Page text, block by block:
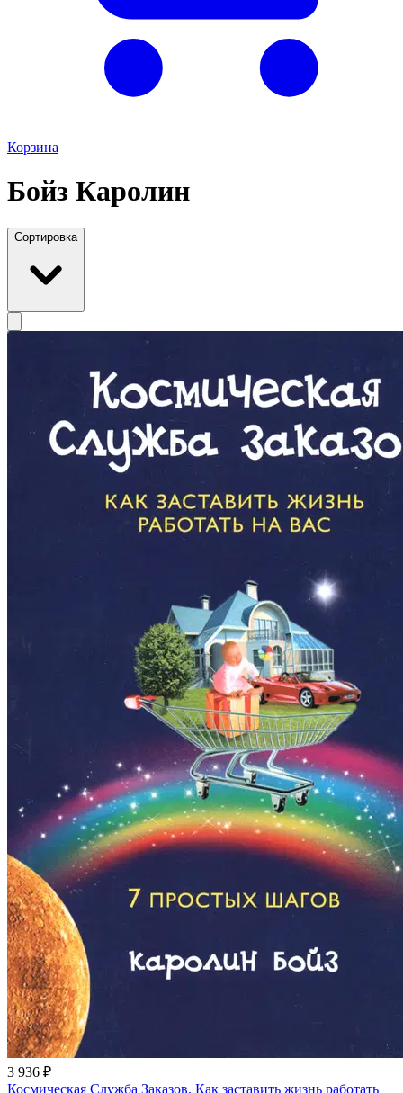
Корзина
Бойз Каролин
Сортировка
3 936 ₽
Космическая Служба Заказов. Как заставить жизнь работать